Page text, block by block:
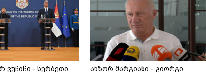
ვუჩიჩი - სერბეთი ანზორ მარგიანი - გიორგი